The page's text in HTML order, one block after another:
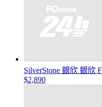
SilverStone 銀欣 銀欣
$2,890